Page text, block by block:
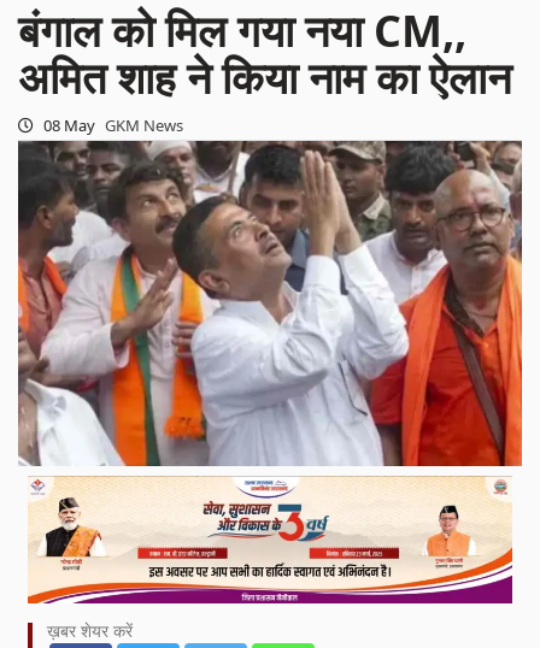
बंगाल को मिल गया नया CM,,
अमित शाह ने किया नाम का ऐलान
08 May GKM News
ख़बर शेयर करें